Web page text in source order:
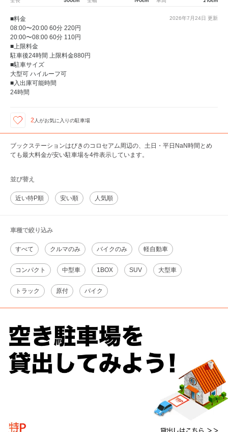
2026年7月24日 更新
■料金
08:00〜20:00 60分 220円
20:00〜08:00 60分 110円
■上限料金
駐車後24時間 上限料金880円
■駐車サイズ
大型可 ハイルーフ可
■入出庫可能時間
24時間
2 人がお気に入りの駐車場
ブックステーションはびきのコロセアム周辺の、土日・平日NaN時間とめ
ても最大料金が安い駐車場を4件表示しています。
並び替え
近い特P順 安い順 人気順
車種で絞り込み
すべて クルマのみ バイクのみ 軽自動車
コンパクト 中型車 1BOX SUV 大型車
トラック 原付 バイク